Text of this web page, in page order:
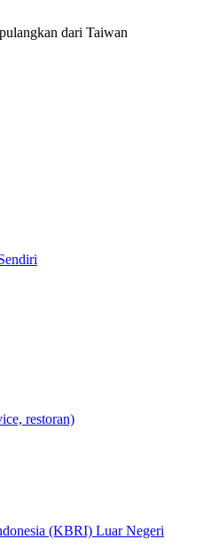
dari Taiwan
restoran)
(KBRI) Luar Negeri